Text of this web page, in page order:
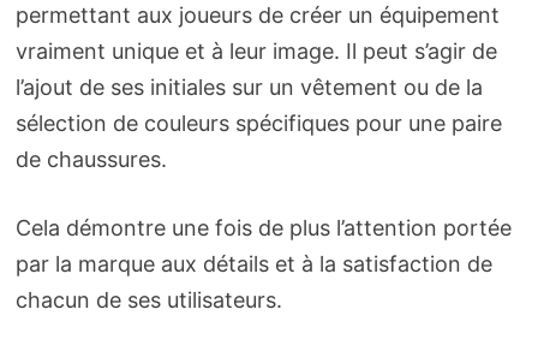
permettant aux joueurs de créer un équipement
vraiment unique et à leur image. Il peut s’agir de
l’ajout de ses initiales sur un vêtement ou de la
sélection de couleurs spécifiques pour une paire
de chaussures.
Cela démontre une fois de plus l’attention portée
par la marque aux détails et à la satisfaction de
chacun de ses utilisateurs.